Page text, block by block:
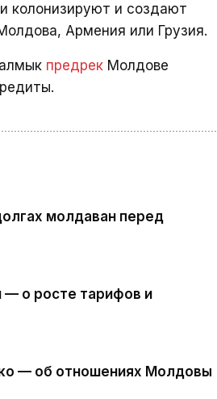
колонизируют и создают
Армения или Грузия.
предрек Молдове
молдаван перед
— о росте тарифов и
— об отношениях Молдовы